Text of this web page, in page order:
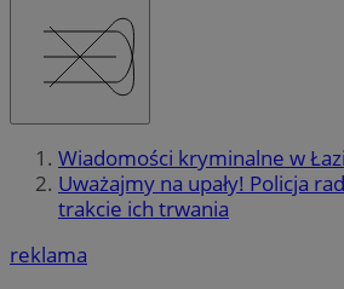
Wiadomości kryminalne w
Uważajmy na upały! Policja
trakcie ich trwania
reklama